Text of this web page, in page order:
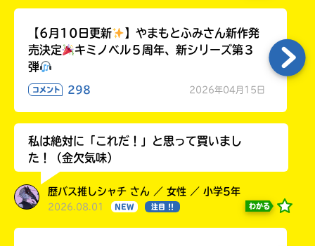
【6月10日更新
】やまもとふみさん新作発
売決定
キミノベル５周年、新シリーズ第３
弾
コメント 298 2026年04月15日
私は絶対に「これだ！」と思って買いまし
た！（金欠気味）
歴バス推しシャチ さん ／ 女性 ／ 小学5年
2026.08.01 NEW 注目 !! わかる